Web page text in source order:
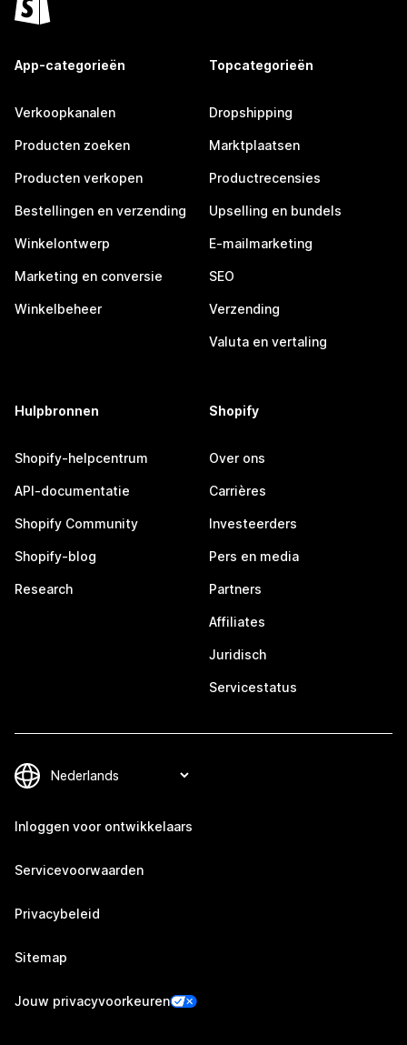
App-categorieën
Verkoopkanalen
Producten zoeken
Producten verkopen
Bestellingen en verzending
Winkelontwerp
Marketing en conversie
Winkelbeheer
Topcategorieën
Dropshipping
Marktplaatsen
Productrecensies
Upselling en bundels
E-mailmarketing
SEO
Verzending
Valuta en vertaling
Hulpbronnen
Shopify-helpcentrum
API-documentatie
Shopify Community
Shopify-blog
Research
Shopify
Over ons
Carrières
Investeerders
Pers en media
Partners
Affiliates
Juridisch
Servicestatus
Inloggen voor ontwikkelaars
Servicevoorwaarden
Privacybeleid
Sitemap
Jouw privacyvoorkeuren